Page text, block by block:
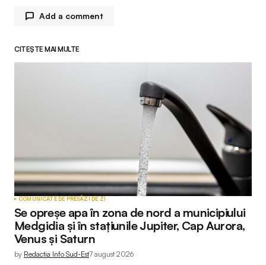
Add a comment
Your Name*
Your E-mail*
CITEȘTE MAI MULTE
COMUNICATE DE PRESĂZI DE ZI
Se opreșe apa în zona de nord a municipiului
Medgidia și în stațiunile Jupiter, Cap Aurora,
Venus și Saturn
by Redactia Info Sud-Est7 august 2026